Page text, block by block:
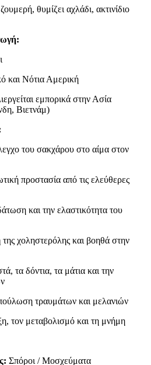
θυμίζει αχλάδι, ακτινίδιο
και Νότια Αμερική
εμπορικά στην Ασία
Βιετνάμ)
του σακχάρου στο αίμα στον
προστασία από τις ελεύθερες
και την ελαστικότητα του
χοληστερόλης και βοηθά στην
τα δόντια, τα μάτια και την
τραυμάτων και μελανιών
τον μεταβολισμό και τη μνήμη
Σπόροι / Μοσχεύματα